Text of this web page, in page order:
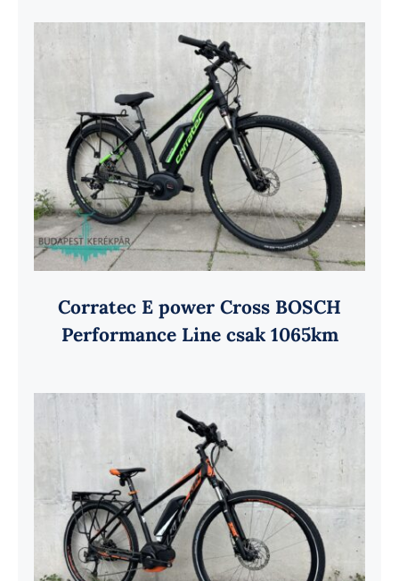
Corratec E power Cross BOSCH
Performance Line csak 1065km